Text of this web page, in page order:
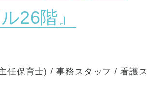
26階』
任保育士) / 事務スタッフ / 看護ス